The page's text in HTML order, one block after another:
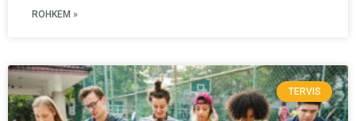
ROHKEM »
TERVIS